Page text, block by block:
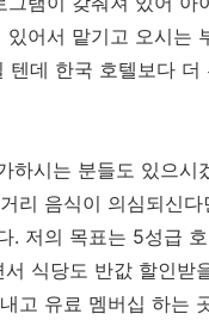
어서 맡기고 오시는
데 한국 호텔보다
하시는 분들도 있으
리 음식이 의심되신
. 저의 목표는 5성급
식당도 반값 할인
고 유료 멤버십 하는